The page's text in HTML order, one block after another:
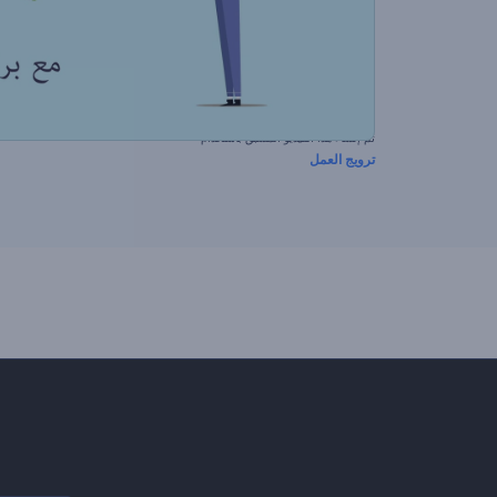
تم إنشاء هذا الفيديو المسبق باستخدام
ترويج العمل